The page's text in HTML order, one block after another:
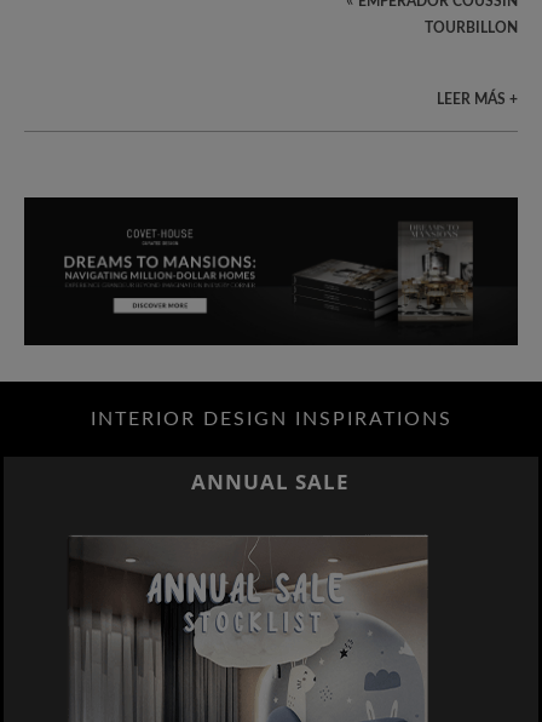
TOURBILLON
LEER MÁS +
INTERIOR DESIGN INSPIRATIONS
ANNUAL SALE